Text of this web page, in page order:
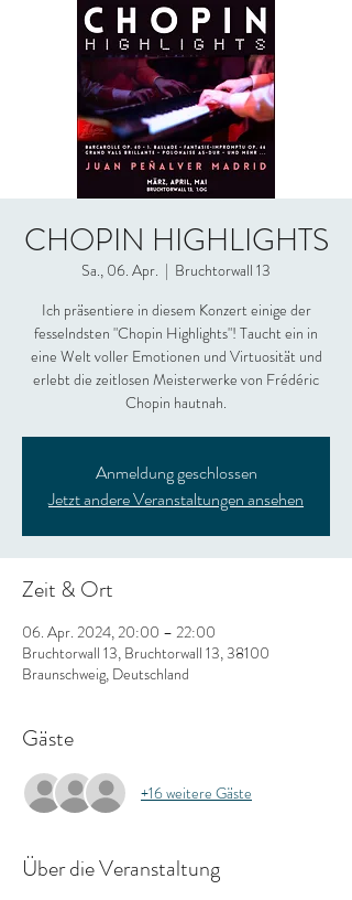
CHOPIN HIGHLIGHTS
Sa., 06. Apr.
  |
Bruchtorwall 13
Ich präsentiere in diesem Konzert einige der
fesselndsten "Chopin Highlights"! Taucht ein in
eine Welt voller Emotionen und Virtuosität und
erlebt die zeitlosen Meisterwerke von Frédéric
Chopin hautnah.
Anmeldung geschlossen
Jetzt andere Veranstaltungen ansehen
Zeit & Ort
06. Apr. 2024, 20:00 – 22:00
Bruchtorwall 13, Bruchtorwall 13, 38100
Braunschweig, Deutschland
Gäste
+16 weitere Gäste
Über die Veranstaltung